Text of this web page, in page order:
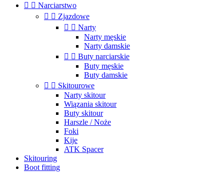
  Narciarstwo
  Zjazdowe
  Narty
Narty męskie
Narty damskie
  Buty narciarskie
Buty męskie
Buty damskie
  Skitourowe
Narty skitour
Wiązania skitour
Buty skitour
Harszle / Noże
Foki
Kije
ATK Spacer
Skitouring
Boot fitting